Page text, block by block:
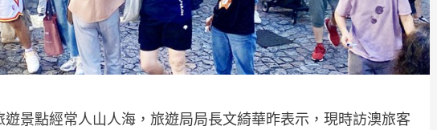
景點經常人山人海，旅遊局局長文綺華昨表示，現時訪澳旅客